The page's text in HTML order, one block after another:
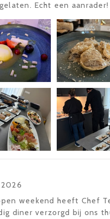
Echt een aanrader!
weekend heeft Chef
diner verzorgd bij ons